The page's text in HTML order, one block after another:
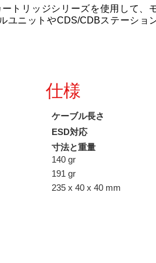
ートリッジシリーズを使用して、
ユニットやCDS/CDBステーショ
仕様
ケーブル長さ
ESD対応
寸法と重量
140 gr
191 gr
235 x 40 x 40 mm